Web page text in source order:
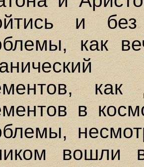
и без
как
как
в
вошли